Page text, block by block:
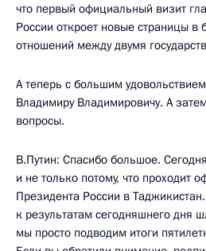
что первый официальный визит
России откроет новые страницы в
отношений между двумя
А теперь с большим
Владимиру Владимировичу. А
вопросы.
В.Путин: Спасибо большое.
и не только потому, что проходит
Президента России в
к результатам сегодняшнего дня
мы просто подводим итоги